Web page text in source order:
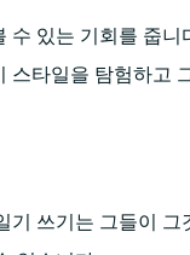
있는 기회를 줍
스타일을 탐험하고
기 쓰기는 그들이